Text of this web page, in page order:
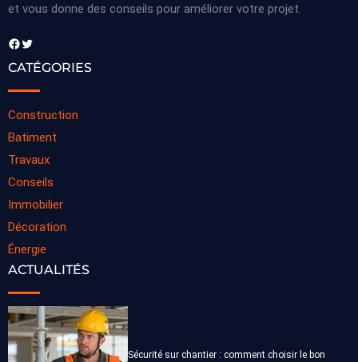
et vous donne des conseils pour améliorer votre projet.
Facebook Twitter
CATÉGORIES
Construction
Batiment
Travaux
Conseils
Immobilier
Décoration
Énergie
ACTUALITÉS
Sécurité sur chantier : comment choisir le bon